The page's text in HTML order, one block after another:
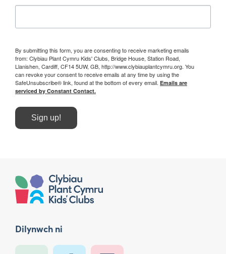
By submitting this form, you are consenting to receive marketing emails
from: Clybiau Plant Cymru Kids' Clubs, Bridge House, Station Road,
Llanishen, Cardiff, CF14 5UW, GB, http://www.clybiauplantcymru.org. You
can revoke your consent to receive emails at any time by using the
SafeUnsubscribe® link, found at the bottom of every email. Emails are
serviced by Constant Contact.
Sign up!
Dilynwch ni